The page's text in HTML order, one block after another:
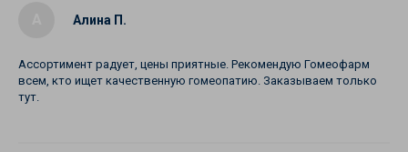
Алина П.
Ассортимент радует, цены приятные. Рекомендую Гомеофарм
всем, кто ищет качественную гомеопатию. Заказываем только
тут.